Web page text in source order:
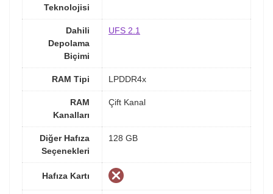
Teknolojisi
Dahili
Depolama
Biçimi
UFS 2.1
RAM Tipi LPDDR4x
RAM
Kanalları
Çift Kanal
Diğer Hafıza
Seçenekleri
128 GB
Hafıza Kartı